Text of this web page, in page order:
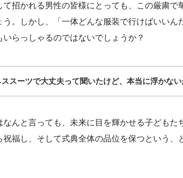
招かれる男性の皆様にとっても、この厳粛で
。しかし、「一体どんな服装で行けばいいん
らっしゃるのではないでしょうか？
スーツで大丈夫って聞いたけど、本当に浮かない
んと言っても、未来に目を輝かせる子どもた
福し、そして式典全体の品位を保つという、